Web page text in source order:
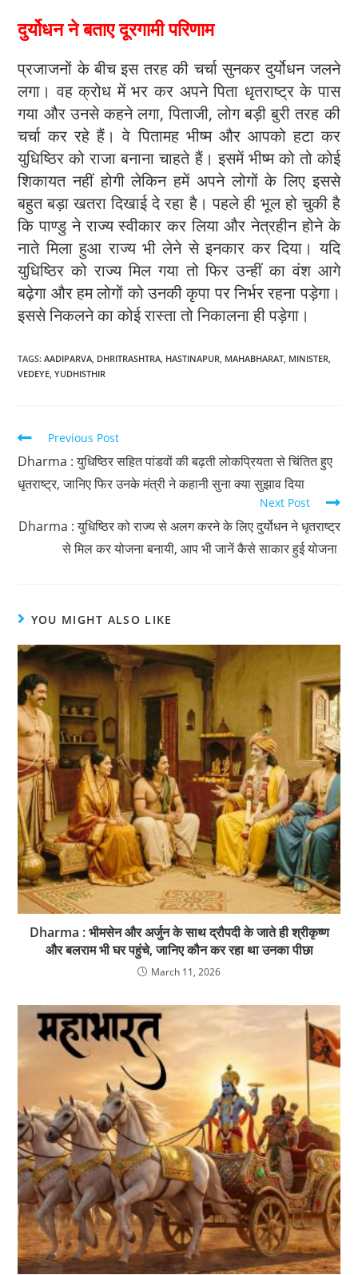
दुर्योधन ने बताए दूरगामी परिणाम
प्रजाजनों के बीच इस तरह की चर्चा सुनकर दुर्योधन जलने
लगा। वह क्रोध में भर कर अपने पिता धृतराष्ट्र के पास
गया और उनसे कहने लगा, पिताजी, लोग बड़ी बुरी तरह की
चर्चा कर रहे हैं। वे पितामह भीष्म और आपको हटा कर
युधिष्ठिर को राजा बनाना चाहते हैं। इसमें भीष्म को तो कोई
शिकायत नहीं होगी लेकिन हमें अपने लोगों के लिए इससे
बहुत बड़ा खतरा दिखाई दे रहा है। पहले ही भूल हो चुकी है
कि पाण्डु ने राज्य स्वीकार कर लिया और नेत्रहीन होने के
नाते मिला हुआ राज्य भी लेने से इनकार कर दिया। यदि
युधिष्ठिर को राज्य मिल गया तो फिर उन्हीं का वंश आगे
बढ़ेगा और हम लोगों को उनकी कृपा पर निर्भर रहना पड़ेगा।
इससे निकलने का कोई रास्ता तो निकालना ही पड़ेगा।
TAGS:AADIPARVA DHRITRASHTRA HASTINAPUR MAHABHARAT MINISTER
VEDEYE YUDHISTHIR
Previous Post
Dharma : युधिष्ठिर सहित पांडवों की बढ़ती लोकप्रियता से चिंतित हुए
धृतराष्ट्र, जानिए फिर उनके मंत्री ने कहानी सुना क्या सुझाव दिया
Next Post
Dharma : युधिष्ठिर को राज्य से अलग करने के लिए दुर्योधन ने धृतराष्ट्र
से मिल कर योजना बनायी, आप भी जानें कैसे साकार हुई योजना
YOU MIGHT ALSO LIKE
Dharma : भीमसेन और अर्जुन के साथ द्रौपदी के जाते ही श्रीकृष्ण
और बलराम भी घर पहुंचे, जानिए कौन कर रहा था उनका पीछा
March 11, 2026